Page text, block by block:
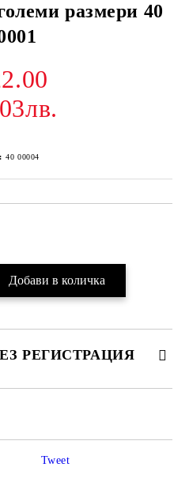
размери 40
40 00004
РЕГИСТРАЦИЯ
Tweet